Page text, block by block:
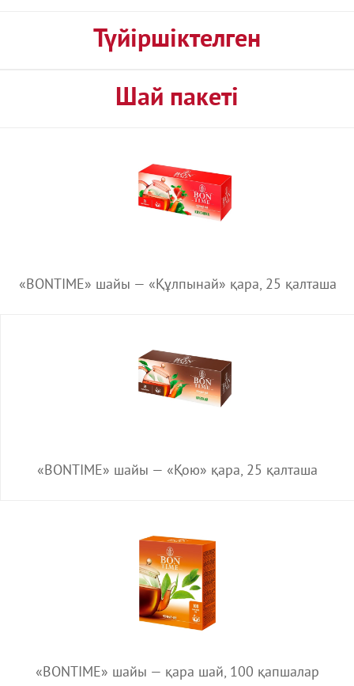
Түйіршіктелген
Шай пакеті
«BONTIME» шайы — «Құлпынай» қара, 25 қалташа
«BONTIME» шайы — «Қою» қара, 25 қалташа
«BONTIME» шайы — қара шай, 100 қапшалар